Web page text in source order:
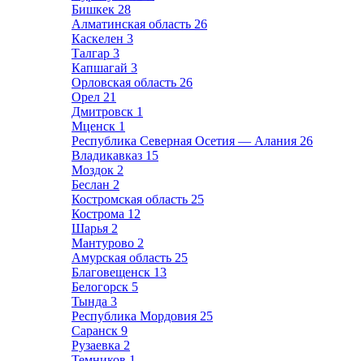
Бишкек 28
Алматинская область 26
Каскелен 3
Талгар 3
Капшагай 3
Орловская область 26
Орел 21
Дмитровск 1
Мценск 1
Республика Северная Осетия — Алания 26
Владикавказ 15
Моздок 2
Беслан 2
Костромская область 25
Кострома 12
Шарья 2
Мантурово 2
Амурская область 25
Благовещенск 13
Белогорск 5
Тында 3
Республика Мордовия 25
Саранск 9
Рузаевка 2